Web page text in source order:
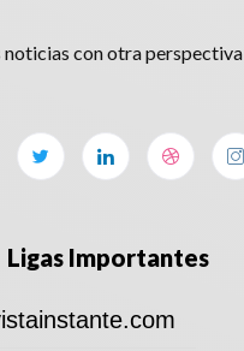
noticias con otra perspectiva
Ligas Importantes